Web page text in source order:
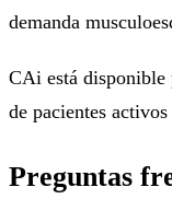
demanda
CAi está disponible
de pacientes
Preguntas